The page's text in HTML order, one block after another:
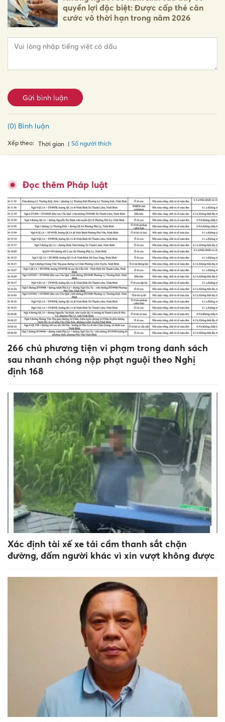
quyền lợi đặc biệt: Được cấp thẻ căn
cước vô thời hạn trong năm 2026
Gửi bình luận
(0) Bình luận
Xếp theo: Thời gian Số người thích
Đọc thêm Pháp luật
266 chủ phương tiện vi phạm trong danh sách
sau nhanh chóng nộp phạt nguội theo Nghị
định 168
Xác định tài xế xe tải cầm thanh sắt chặn
đường, đấm người khác vì xin vượt không được